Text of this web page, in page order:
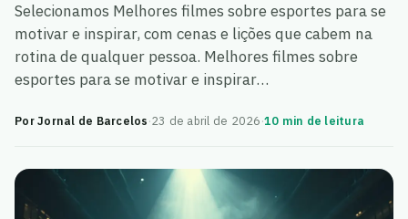
Selecionamos Melhores filmes sobre esportes para se
motivar e inspirar, com cenas e lições que cabem na
rotina de qualquer pessoa. Melhores filmes sobre
esportes para se motivar e inspirar…
Por Jornal de Barcelos·23 de abril de 2026·10 min de leitura